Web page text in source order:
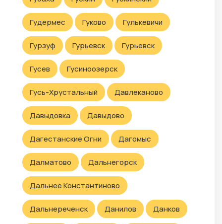
Гудермес Гуково Гулькевичи
Гурзуф Гурьевск Гурьевск
Гусев Гусиноозерск
Гусь-Хрустальный Давлеканово
Давыдовка Давыдово
Дагестанские Огни Дагомыс
Далматово Дальнегорск
Дальнее Константиново
Дальнереченск Данилов Данков